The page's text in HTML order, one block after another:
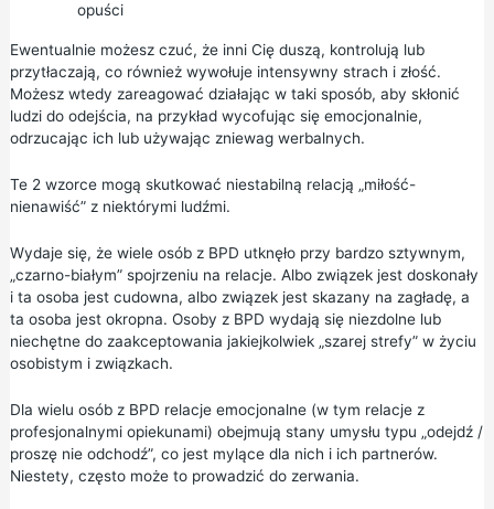
opuści
Ewentualnie możesz czuć, że inni Cię duszą, kontrolują lub
przytłaczają, co również wywołuje intensywny strach i złość.
Możesz wtedy zareagować działając w taki sposób, aby skłonić
ludzi do odejścia, na przykład wycofując się emocjonalnie,
odrzucając ich lub używając zniewag werbalnych.
Te 2 wzorce mogą skutkować niestabilną relacją „miłość-
nienawiść” z niektórymi ludźmi.
Wydaje się, że wiele osób z BPD utknęło przy bardzo sztywnym,
„czarno-białym” spojrzeniu na relacje. Albo związek jest doskonały
i ta osoba jest cudowna, albo związek jest skazany na zagładę, a
ta osoba jest okropna. Osoby z BPD wydają się niezdolne lub
niechętne do zaakceptowania jakiejkolwiek „szarej strefy” w życiu
osobistym i związkach.
Dla wielu osób z BPD relacje emocjonalne (w tym relacje z
profesjonalnymi opiekunami) obejmują stany umysłu typu „odejdź /
proszę nie odchodź”, co jest mylące dla nich i ich partnerów.
Niestety, często może to prowadzić do zerwania.